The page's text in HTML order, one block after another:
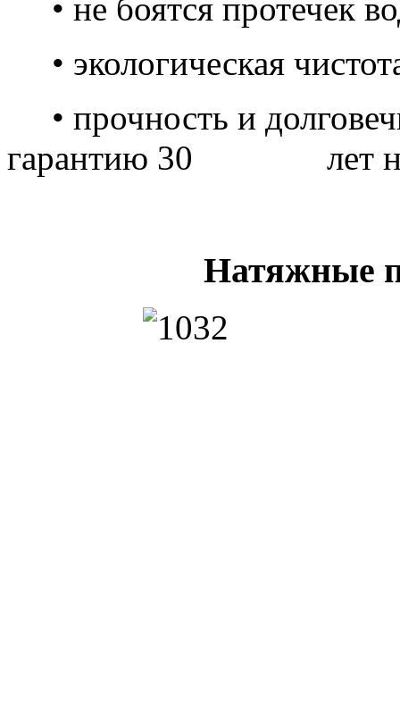
• не боятся протечек
• экологическая
• прочность и
гарантию 30 лет на
Натяжные